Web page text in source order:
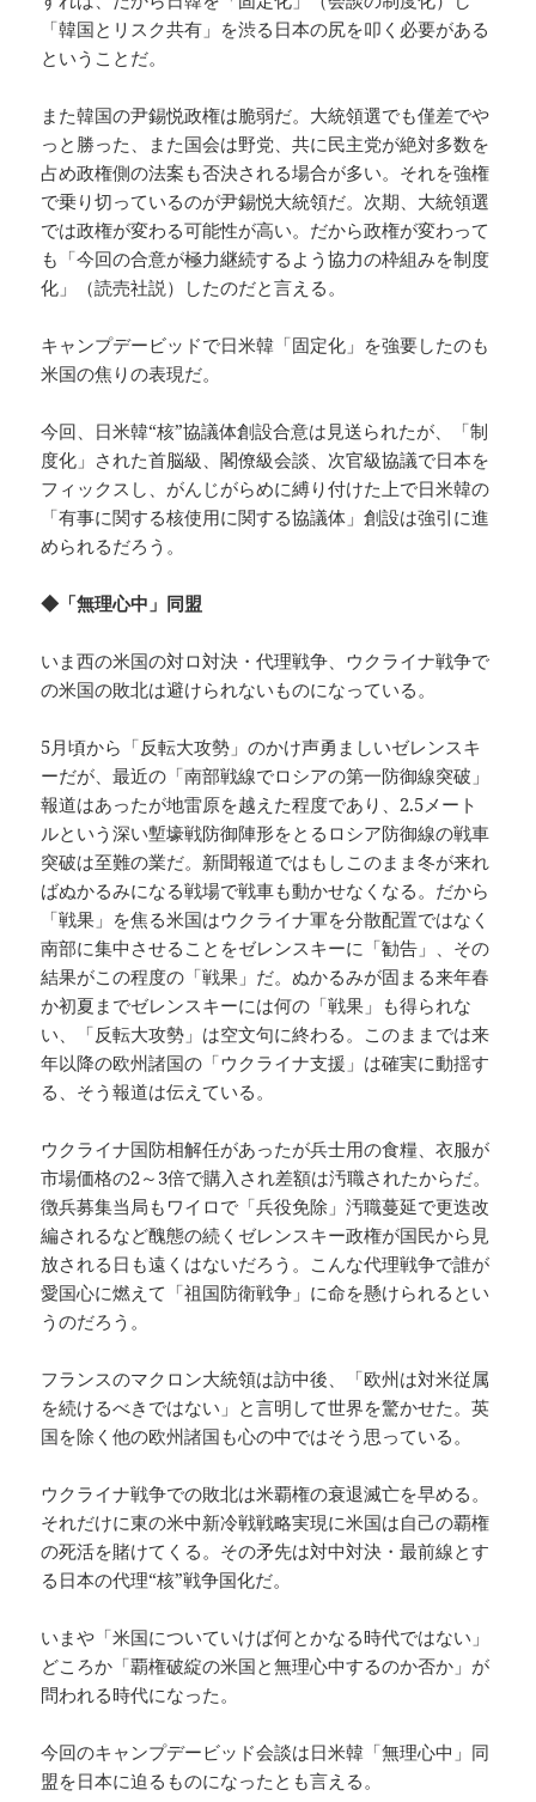
「韓国とリスク共有」を渋る日本の尻を叩く必要がある
ということだ。
また韓国の尹錫悦政権は脆弱だ。大統領選でも僅差でや
っと勝った、また国会は野党、共に民主党が絶対多数を
占め政権側の法案も否決される場合が多い。それを強権
で乗り切っているのが尹錫悦大統領だ。次期、大統領選
では政権が変わる可能性が高い。だから政権が変わって
も「今回の合意が極力継続するよう協力の枠組みを制度
化」（読売社説）したのだと言える。
キャンプデービッドで日米韓「固定化」を強要したのも
米国の焦りの表現だ。
今回、日米韓“核”協議体創設合意は見送られたが、「制
度化」された首脳級、閣僚級会談、次官級協議で日本を
フィックスし、がんじがらめに縛り付けた上で日米韓の
「有事に関する核使用に関する協議体」創設は強引に進
められるだろう。
◆「無理心中」同盟
いま西の米国の対ロ対決・代理戦争、ウクライナ戦争で
の米国の敗北は避けられないものになっている。
5月頃から「反転大攻勢」のかけ声勇ましいゼレンスキ
ーだが、最近の「南部戦線でロシアの第一防御線突破」
報道はあったが地雷原を越えた程度であり、2.5メート
ルという深い塹壕戦防御陣形をとるロシア防御線の戦車
突破は至難の業だ。新聞報道ではもしこのまま冬が来れ
ばぬかるみになる戦場で戦車も動かせなくなる。だから
「戦果」を焦る米国はウクライナ軍を分散配置ではなく
南部に集中させることをゼレンスキーに「勧告」、その
結果がこの程度の「戦果」だ。ぬかるみが固まる来年春
か初夏までゼレンスキーには何の「戦果」も得られな
い、「反転大攻勢」は空文句に終わる。このままでは来
年以降の欧州諸国の「ウクライナ支援」は確実に動揺す
る、そう報道は伝えている。
ウクライナ国防相解任があったが兵士用の食糧、衣服が
市場価格の2～3倍で購入され差額は汚職されたからだ。
徴兵募集当局もワイロで「兵役免除」汚職蔓延で更迭改
編されるなど醜態の続くゼレンスキー政権が国民から見
放される日も遠くはないだろう。こんな代理戦争で誰が
愛国心に燃えて「祖国防衛戦争」に命を懸けられるとい
うのだろう。
フランスのマクロン大統領は訪中後、「欧州は対米従属
を続けるべきではない」と言明して世界を驚かせた。英
国を除く他の欧州諸国も心の中ではそう思っている。
ウクライナ戦争での敗北は米覇権の衰退滅亡を早める。
それだけに東の米中新冷戦戦略実現に米国は自己の覇権
の死活を賭けてくる。その矛先は対中対決・最前線とす
る日本の代理“核”戦争国化だ。
いまや「米国についていけば何とかなる時代ではない」
どころか「覇権破綻の米国と無理心中するのか否か」が
問われる時代になった。
今回のキャンプデービッド会談は日米韓「無理心中」同
盟を日本に迫るものになったとも言える。